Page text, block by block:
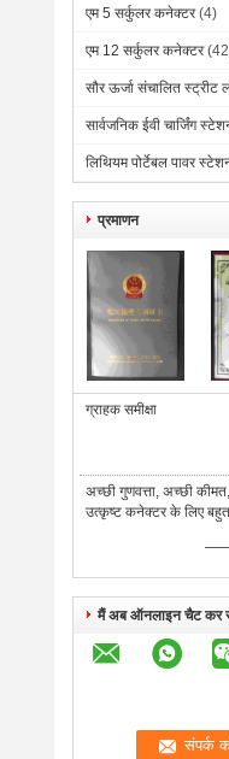
एम 5 सर्कुलर कनेक्टर (4)
एम 12 सर्कुलर कनेक्टर
सौर ऊर्जा संचालित स्ट्रीट
सार्वजनिक ईवी चार्जिंग
लिथियम पोर्टेबल पावर
प्रमाणन
ग्राहक समीक्षा
अच्छी गुणवत्ता, अच्छी
उत्कृष्ट कनेक्टर के लिए
——
मैं अब ऑनलाइन चैट कर